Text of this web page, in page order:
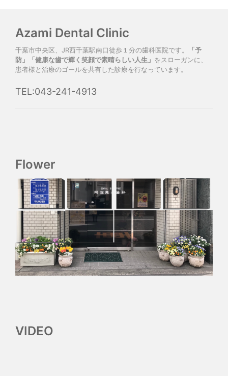
Azami Dental Clinic
千葉市中央区、JR西千葉駅南口徒歩１分の歯科医院です。
「予
防」「健康な歯で輝く笑顔で素晴らしい人生」 をスローガンに、
患者様と治療のゴールを共有した診療を行なっています。
TEL:043-241-4913
Flower
VIDEO